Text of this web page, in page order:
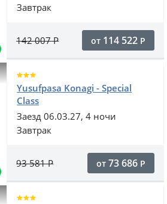
Завтрак
142 007Р от 114 522 Р
Yusufpasa Konagi - Special
Class
Заезд 06.03.27, 4 ночи
Завтрак
93 581Р от 73 686 Р